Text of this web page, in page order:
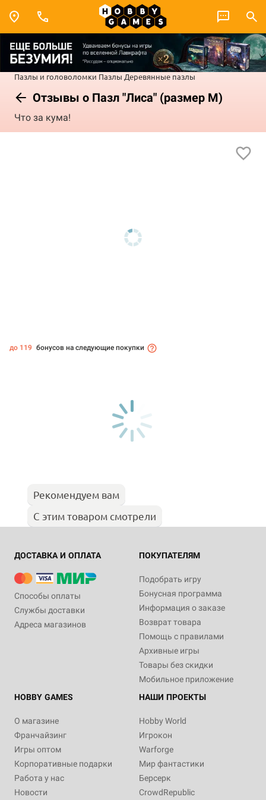
Пазлы и головоломки Пазлы Деревянные пазлы
Отзывы о Пазл "Лиса" (размер M)
Что за кума!
до 119 бонусов на следующие покупки
Рекомендуем вам
С этим товаром смотрели
ДОСТАВКА И ОПЛАТА
Способы оплаты
Службы доставки
Адреса магазинов
ПОКУПАТЕЛЯМ
Подобрать игру
Бонусная программа
Информация о заказе
Возврат товара
Помощь с правилами
Архивные игры
Товары без скидки
Мобильное приложение
HOBBY GAMES
О магазине
Франчайзинг
Игры оптом
Корпоративные подарки
Работа у нас
Новости
НАШИ ПРОЕКТЫ
Hobby World
Игрокон
Warforge
Мир фантастики
Берсерк
CrowdRepublic